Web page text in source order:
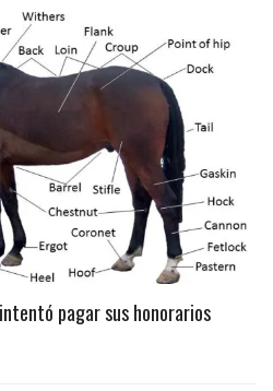
pagar sus honorarios